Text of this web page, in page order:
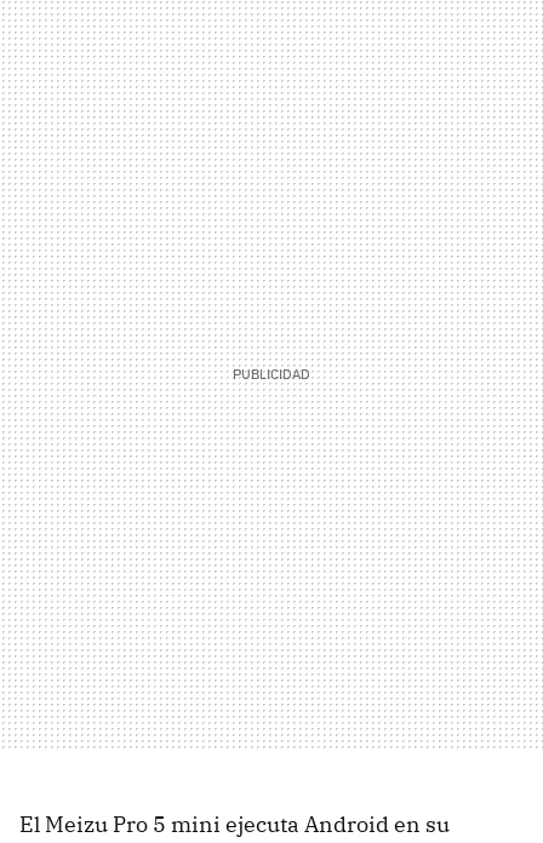
El Meizu Pro 5 mini ejecuta Android en su